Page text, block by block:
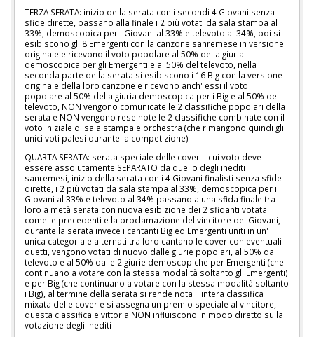
TERZA SERATA: inizio della serata con i secondi 4 Giovani senza
sfide dirette, passano alla finale i 2 più votati da sala stampa al
33%, demoscopica per i Giovani al 33% e televoto al 34%, poi si
esibiscono gli 8 Emergenti con la canzone sanremese in versione
originale e ricevono il voto popolare al 50% della giuria
demoscopica per gli Emergenti e al 50% del televoto, nella
seconda parte della serata si esibiscono i 16 Big con la versione
originale della loro canzone e ricevono anch' essi il voto
popolare al 50% della giuria demoscopica per i Big e al 50% del
televoto, NON vengono comunicate le 2 classifiche popolari della
serata e NON vengono rese note le 2 classifiche combinate con il
voto iniziale di sala stampa e orchestra (che rimangono quindi gli
unici voti palesi durante la competizione)
QUARTA SERATA: serata speciale delle cover il cui voto deve
essere assolutamente SEPARATO da quello degli inediti
sanremesi, inizio della serata con i 4 Giovani finalisti senza sfide
dirette, i 2 più votati da sala stampa al 33%, demoscopica per i
Giovani al 33% e televoto al 34% passano a una sfida finale tra
loro a metà serata con nuova esibizione dei 2 sfidanti votata
come le precedenti e la proclamazione del vincitore dei Giovani,
durante la serata invece i cantanti Big ed Emergenti uniti in un'
unica categoria e alternati tra loro cantano le cover con eventuali
duetti, vengono votati di nuovo dalle giurie popolari, al 50% dal
televoto e al 50% dalle 2 giurie demoscopiche per Emergenti (che
continuano a votare con la stessa modalità soltanto gli Emergenti)
e per Big (che continuano a votare con la stessa modalità soltanto
i Big), al termine della serata si rende nota l' intera classifica
mixata delle cover e si assegna un premio speciale al vincitore,
questa classifica e vittoria NON influiscono in modo diretto sulla
votazione degli inediti